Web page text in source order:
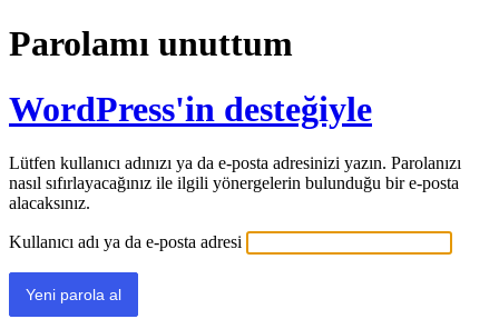
Parolamı unuttum
WordPress'in desteğiyle
Lütfen kullanıcı adınızı ya da e-posta adresinizi yazın. Parolanızı
nasıl sıfırlayacağınız ile ilgili yönergelerin bulunduğu bir e-posta
alacaksınız.
Kullanıcı adı ya da e-posta adresi